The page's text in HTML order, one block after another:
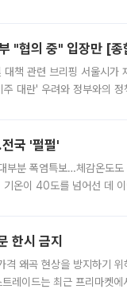
"협의 중" 입장만 [종
책 관련 브리핑 서울시가
대란' 우려와 정부와의
국 '펄펄'
분 폭염특보…체감온도
온이 40도를 넘어선 데
한시 금지
왜곡 현상을 방지하기
레이드는 최근 프리마켓에